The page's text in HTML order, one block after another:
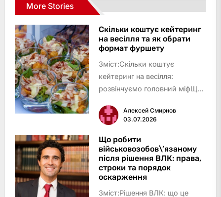
More Stories
Скільки коштує кейтеринг
на весілля та як обрати
формат фуршету
Зміст:Скільки коштує
кейтеринг на весілля:
розвінчуємо головний міфЩо
план вибору кейтерингу та
формату фуршетуЩо
знадобиться для планування
кейтерингу на
весілляІнформація про
подіюБ…
Алексей Смирнов
03.07.2026
Що робити
військовозобов\’язаному
після рішення ВЛК: права,
строки та порядок
оскарження
Зміст:Рішення ВЛК: що це